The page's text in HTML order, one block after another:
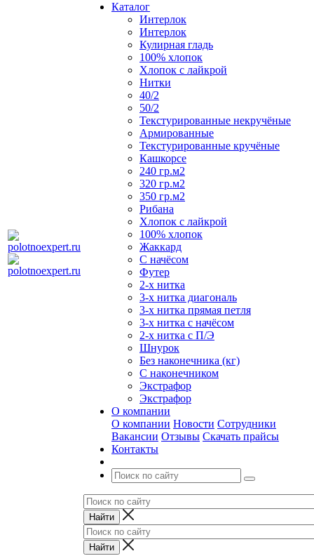
Каталог
Интерлок
Интерлок
Кулирная гладь
100% хлопок
Хлопок с лайкрой
Нитки
40/2
50/2
Текстурированные некручёные
Армированные
Текстурированные кручёные
Кашкорсе
240 гр.м2
320 гр.м2
350 гр.м2
Рибана
Хлопок с лайкрой
100% хлопок
Жаккард
С начёсом
Футер
2-х нитка
3-х нитка диагональ
3-х нитка прямая петля
3-х нитка с начёсом
2-х нитка с П/Э
Шнурок
Без наконечника (кг)
С наконечником
Экстрафор
Экстрафор
О компании
О компании Новости Сотрудники
Вакансии Отзывы Скачать прайсы
Контакты